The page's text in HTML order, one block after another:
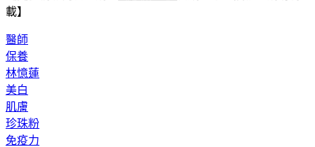
載】
醫師
保養
林憶蓮
美白
肌膚
珍珠粉
免疫力